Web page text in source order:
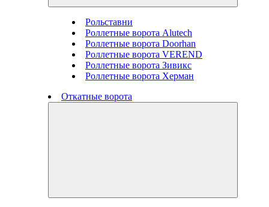
Рольставни
Роллетные ворота Alutech
Роллетные ворота Doorhan
Роллетные ворота VEREND
Роллетные ворота Зивикс
Роллетные ворота Херман
Откатные ворота